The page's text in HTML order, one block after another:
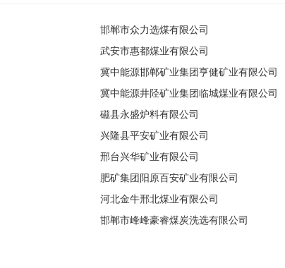
邯郸市众力选煤有限公司
武安市惠都煤业有限公司
冀中能源邯郸矿业集团亨健矿业有限公司
冀中能源井陉矿业集团临城煤业有限公司
磁县永盛炉料有限公司
兴隆县平安矿业有限公司
邢台兴华矿业有限公司
肥矿集团阳原百安矿业有限公司
河北金牛邢北煤业有限公司
邯郸市峰峰豪睿煤炭洗选有限公司